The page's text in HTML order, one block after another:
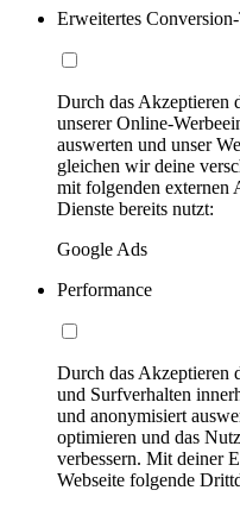
Erweitertes
Durch das Akzeptieren
unserer Online-
auswerten und unser
gleichen wir deine
mit folgenden externen
Dienste bereits nutzt:
Google Ads
Performance
Durch das Akzeptieren
und Surfverhalten
und anonymisiert
optimieren und das
verbessern. Mit deiner
Webseite folgende